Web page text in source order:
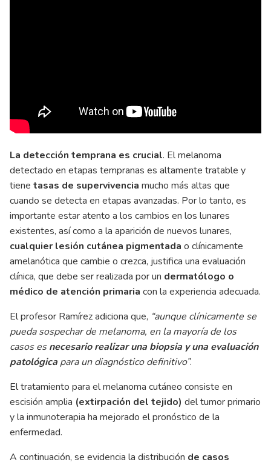
La detección temprana es crucial. El melanoma
detectado en etapas tempranas es altamente tratable y
tiene tasas de supervivencia mucho más altas que
cuando se detecta en etapas avanzadas. Por lo tanto, es
importante estar atento a los cambios en los lunares
existentes, así como a la aparición de nuevos lunares,
cualquier lesión cutánea pigmentada o clínicamente
amelanótica que cambie o crezca, justifica una evaluación
clínica, que debe ser realizada por un dermatólogo o
médico de atención primaria con la experiencia adecuada.
El profesor Ramírez adiciona que, “aunque clínicamente se
pueda sospechar de melanoma, en la mayoría de los
casos esnecesario realizar una biopsia y una evaluación
patológica para un diagnóstico definitivo”.
El tratamiento para el melanoma cutáneo consiste en
escisión amplia (extirpación del tejido) del tumor primario
y la inmunoterapia ha mejorado el pronóstico de la
enfermedad.
A continuación, se evidencia la distribución de casos